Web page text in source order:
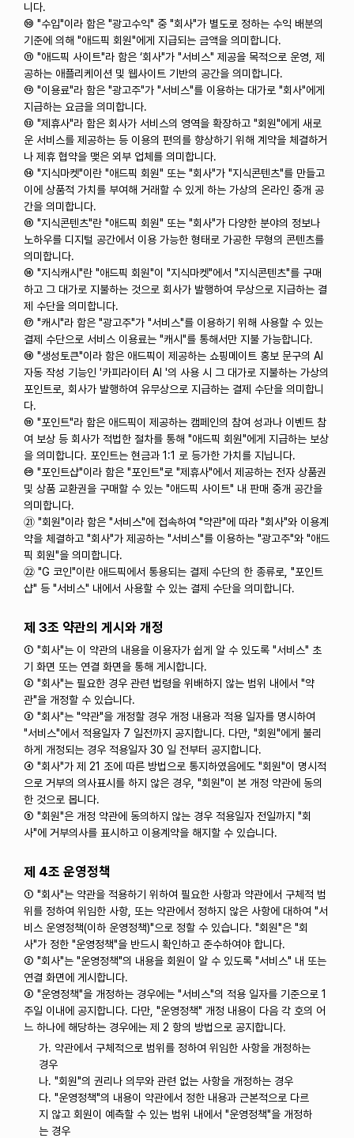
니다.
⑩ "수입"이라 함은 "광고수익" 중 "회사"가 별도로 정하는 수익 배분의
기준에 의해 "애드픽 회원"에게 지급되는 금액을 의미합니다.
⑪ "애드픽 사이트"라 함은 ‘회사"가 "서비스" 제공을 목적으로 운영, 제
공하는 애플리케이션 및 웹사이트 기반의 공간을 의미합니다.
⑫ "이용료"라 함은 "광고주"가 "서비스"를 이용하는 대가로 "회사"에게
지급하는 요금을 의미합니다.
⑬ "제휴사"라 함은 회사가 서비스의 영역을 확장하고 "회원"에게 새로
운 서비스를 제공하는 등 이용의 편의를 향상하기 위해 계약을 체결하거
나 제휴 협약을 맺은 외부 업체를 의미합니다.
⑭ "지식마켓"이란 "애드픽 회원" 또는 "회사"가 "지식콘텐츠"를 만들고
이에 상품적 가치를 부여해 거래할 수 있게 하는 가상의 온라인 중개 공
간을 의미합니다.
⑮ "지식콘텐츠"란 "애드픽 회원" 또는 "회사"가 다양한 분야의 정보나
노하우를 디지털 공간에서 이용 가능한 형태로 가공한 무형의 콘텐츠를
의미합니다.
⑯ "지식캐시"란 "애드픽 회원"이 "지식마켓"에서 "지식콘텐츠"를 구매
하고 그 대가로 지불하는 것으로 회사가 발행하여 무상으로 지급하는 결
제 수단을 의미합니다.
⑰ "캐시"라 함은 "광고주"가 "서비스"를 이용하기 위해 사용할 수 있는
결제 수단으로 서비스 이용료는 "캐시"를 통해서만 지불 가능합니다.
⑱ "생성토큰"이라 함은 애드픽이 제공하는 쇼핑메이트 홍보 문구의 AI
자동 작성 기능인 '카피라이터 AI '의 사용 시 그 대가로 지불하는 가상의
포인트로, 회사가 발행하여 유무상으로 지급하는 결제 수단을 의미합니
다.
⑲ "포인트"라 함은 애드픽이 제공하는 캠페인의 참여 성과나 이벤트 참
여 보상 등 회사가 적법한 절차를 통해 "애드픽 회원"에게 지급하는 보상
을 의미합니다. 포인트는 현금과 1:1 로 등가한 가치를 지닙니다.
⑳ "포인트샵"이라 함은 "포인트"로 "제휴사"에서 제공하는 전자 상품권
및 상품 교환권을 구매할 수 있는 "애드픽 사이트" 내 판매 중개 공간을
의미합니다.
㉑ "회원"이라 함은 "서비스"에 접속하여 "약관"에 따라 "회사"와 이용계
약을 체결하고 "회사"가 제공하는 "서비스"를 이용하는 "광고주"와 "애드
픽 회원"을 의미합니다.
㉒ "G 코인"이란 애드픽에서 통용되는 결제 수단의 한 종류로, "포인트
샵" 등 "서비스" 내에서 사용할 수 있는 결제 수단을 의미합니다.
제 3조 약관의 게시와 개정
① "회사"는 이 약관의 내용을 이용자가 쉽게 알 수 있도록 "서비스" 초
기 화면 또는 연결 화면을 통해 게시합니다.
② "회사"는 필요한 경우 관련 법령을 위배하지 않는 범위 내에서 "약
관"을 개정할 수 있습니다.
③ "회사"는 "약관"을 개정할 경우 개정 내용과 적용 일자를 명시하여
"서비스"에서 적용일자 7 일전까지 공지합니다. 다만, "회원"에게 불리
하게 개정되는 경우 적용일자 30 일 전부터 공지합니다.
④ "회사"가 제 21 조에 따른 방법으로 통지하였음에도 "회원"이 명시적
으로 거부의 의사표시를 하지 않은 경우, "회원"이 본 개정 약관에 동의
한 것으로 봅니다.
⑤ "회원"은 개정 약관에 동의하지 않는 경우 적용일자 전일까지 "회
사"에 거부의사를 표시하고 이용계약을 해지할 수 있습니다.
제 4조 운영정책
① "회사"는 약관을 적용하기 위하여 필요한 사항과 약관에서 구체적 범
위를 정하여 위임한 사항, 또는 약관에서 정하지 않은 사항에 대하여 "서
비스 운영정책(이하 운영정책)"으로 정할 수 있습니다. "회원"은 "회
사"가 정한 "운영정책"을 반드시 확인하고 준수하여야 합니다.
② "회사"는 "운영정책"의 내용을 회원이 알 수 있도록 "서비스" 내 또는
연결 화면에 게시합니다.
③ "운영정책"을 개정하는 경우에는 "서비스"의 적용 일자를 기준으로 1
주일 이내에 공지합니다. 다만, "운영정책" 개정 내용이 다음 각 호의 어
느 하나에 해당하는 경우에는 제 2 항의 방법으로 공지합니다.
가. 약관에서 구체적으로 범위를 정하여 위임한 사항을 개정하는
경우
나. "회원"의 권리나 의무와 관련 없는 사항을 개정하는 경우
다. "운영정책"의 내용이 약관에서 정한 내용과 근본적으로 다르
지 않고 회원이 예측할 수 있는 범위 내에서 "운영정책"을 개정하
는 경우